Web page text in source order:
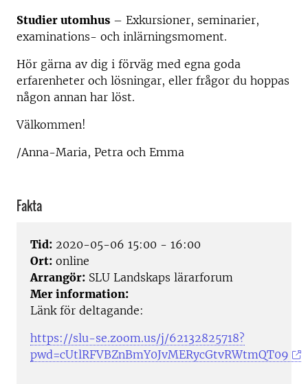
Studier utomhus – Exkursioner, seminarier,
examinations- och inlärningsmoment.
Hör gärna av dig i förväg med egna goda
erfarenheter och lösningar, eller frågor du hoppas
någon annan har löst.
Välkommen!
/Anna-Maria, Petra och Emma
Fakta
Tid: 2020-05-06 15:00 - 16:00
Ort: online
Arrangör: SLU Landskaps lärarforum
Mer information:
Länk för deltagande:
https://slu-se.zoom.us/j/62132825718?
pwd=cUtlRFVBZnBmY0JvMERycGtvRWtmQT09